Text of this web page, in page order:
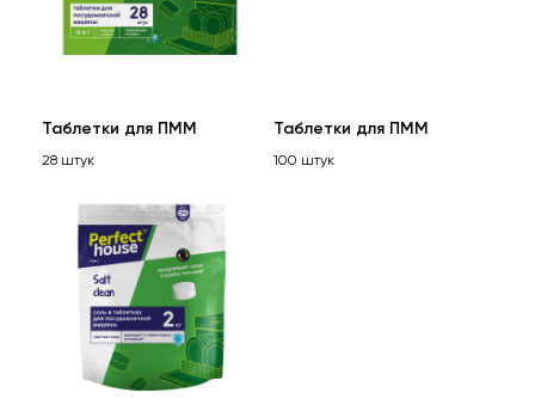
Таблетки для ПММ
28 штук
Таблетки для ПММ
100 штук